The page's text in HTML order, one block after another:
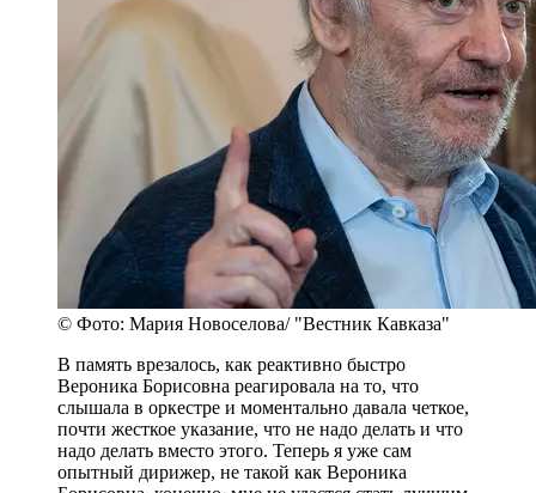
© Фото: Мария Новоселова/ "Вестник Кавказа"
В память врезалось, как реактивно быстро
Вероника Борисовна реагировала на то, что
слышала в оркестре и моментально давала четкое,
почти жесткое указание, что не надо делать и что
надо делать вместо этого. Теперь я уже сам
опытный дирижер, не такой как Вероника